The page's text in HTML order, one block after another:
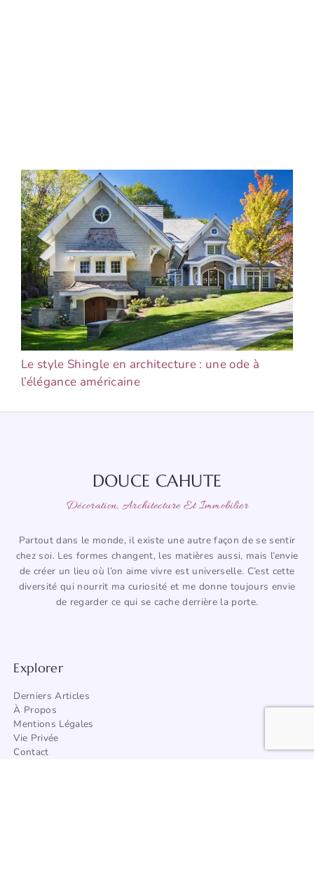
Le style Shingle en architecture : une ode à
l’élégance américaine
DOUCE CAHUTE
Décoration, Architecture Et Immobilier
Partout dans le monde, il existe une autre façon de se sentir
chez soi. Les formes changent, les matières aussi, mais l’envie
de créer un lieu où l’on aime vivre est universelle. C’est cette
diversité qui nourrit ma curiosité et me donne toujours envie
de regarder ce qui se cache derrière la porte.
Explorer
Derniers Articles
À Propos
Mentions Légales
Vie Privée
Contact